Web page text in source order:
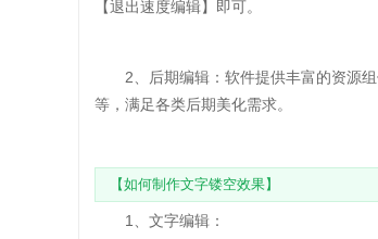
【退出速度编辑】即可。
2、后期编辑：软件提供丰富的资源组
等，满足各类后期美化需求。
【如何制作文字镂空效果】
1、文字编辑：